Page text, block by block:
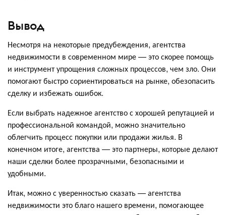
Вывод
Несмотря на некоторые предубеждения, агентства
недвижимости в современном мире — это скорее помощь
и инструмент упрощения сложных процессов, чем зло. Они
помогают быстро сориентироваться на рынке, обезопасить
сделку и избежать ошибок.
Если выбрать надежное агентство с хорошей репутацией и
профессиональной командой, можно значительно
облегчить процесс покупки или продажи жилья. В
конечном итоге, агентства — это партнеры, которые делают
наши сделки более прозрачными, безопасными и
удобными.
Итак, можно с уверенностью сказать — агентства
недвижимости это благо нашего времени, помогающее